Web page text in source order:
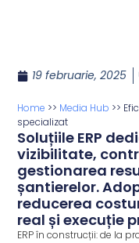
19 februarie, 2025
Home >> Media Hub >>
specializat
Soluțiile ERP
vizibilitate,
gestionarea
șantierelor.
reducerea
real și execuție
ERP în construcții: de la